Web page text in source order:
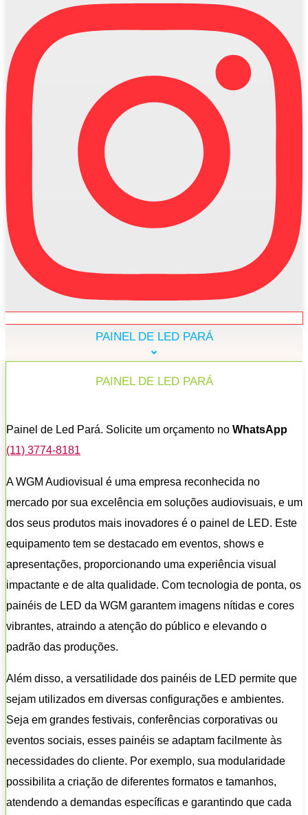
PAINEL DE LED PARÁ
PAINEL DE LED PARÁ
Painel de Led Pará. Solicite um orçamento no WhatsApp
(11) 3774-8181
A WGM Audiovisual é uma empresa reconhecida no
mercado por sua excelência em soluções audiovisuais, e um
dos seus produtos mais inovadores é o painel de LED. Este
equipamento tem se destacado em eventos, shows e
apresentações, proporcionando uma experiência visual
impactante e de alta qualidade. Com tecnologia de ponta, os
painéis de LED da WGM garantem imagens nítidas e cores
vibrantes, atraindo a atenção do público e elevando o
padrão das produções.
Além disso, a versatilidade dos painéis de LED permite que
sejam utilizados em diversas configurações e ambientes.
Seja em grandes festivais, conferências corporativas ou
eventos sociais, esses painéis se adaptam facilmente às
necessidades do cliente. Por exemplo, sua modularidade
possibilita a criação de diferentes formatos e tamanhos,
atendendo a demandas específicas e garantindo que cada